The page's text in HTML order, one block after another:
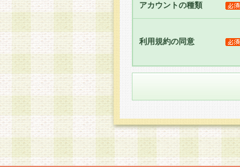
るものとします。
5.当社がお聞きする個
のと考えております。従
合には、当社はその個
社の取扱商品やサービ
い。
6.当社は、お客様から
められた場合には、ご本
せ先となります。
第2条 会員の資格
1.会員とは、本規約等を
アカウントの種類
利用規約の同意